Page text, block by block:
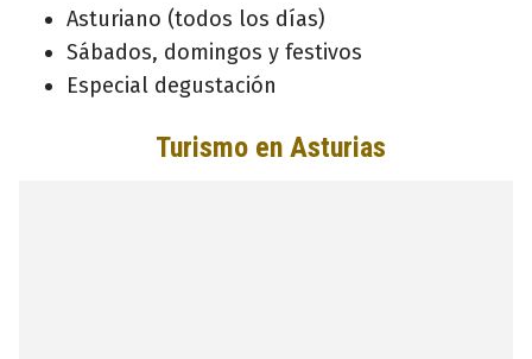
Asturiano (todos los días)
Sábados, domingos y festivos
Especial degustación